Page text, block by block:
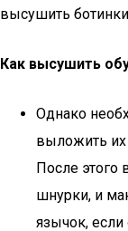
высушить
Как высушить
Однако
выложить их
После этого
шнурки, и
язычок, если